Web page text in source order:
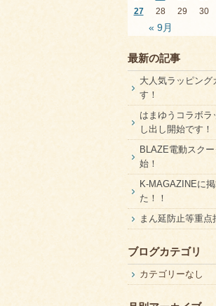
« 9月
27
28 29 30
最新の記事
大人気ラッピング
す！
はまゆうコラボラ
し出し開始です！
BLAZE電動スク
始！
K-MAGAZINEに
た！！
まん延防止等重点
ブログカテゴリ
カテゴリーなし